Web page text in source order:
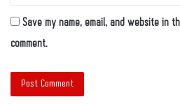
Save my name, email, and website
comment.